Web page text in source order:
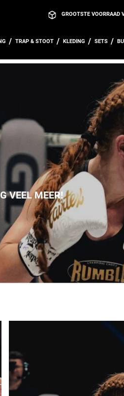
GROOTSTE VOORRAAD
KOM LANGS IN ONZE WINKEL IN
GRATIS VERZENDING
GRATIS CADEAU’S BIJ
GROOTSTE VOORRAAD
VEILIG BETALEN MET O.A.
KOM LANGS IN ONZE WINKEL
TRAP & STOOT KLEDING SETS
VEEL MEER!